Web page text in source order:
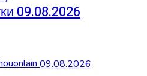
09.08.2026
09.08.2026